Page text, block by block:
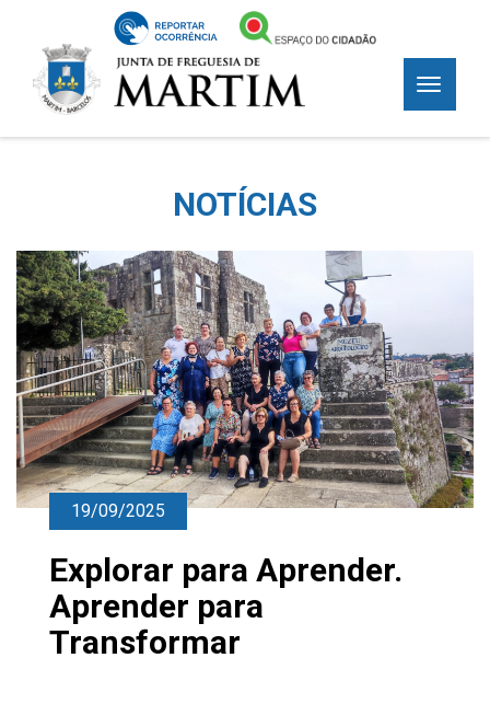
NOTÍCIAS
19/09/2025
Explorar para Aprender.
Aprender para
Transformar